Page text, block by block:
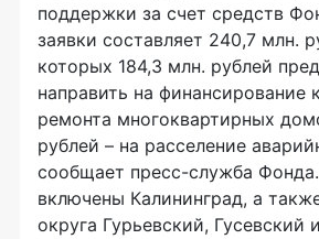
поддержки за счет средств
заявки составляет 240,7 млн.
которых 184,3 млн. рублей
направить на финансирование
ремонта многоквартирных
рублей – на расселение
сообщает пресс-служба
включены Калининград, а
округа Гурьевский,